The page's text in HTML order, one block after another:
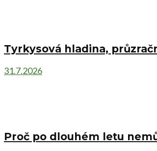
Tyrkysová hladina,
31.7.2026
Proč po dlouhém letu